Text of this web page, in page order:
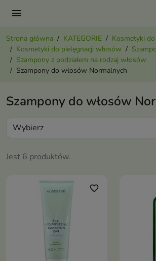
menu
Strona główna KATEGORIE
Kosmetyki
Kosmetyki do pielęgnacji włosów
Szampony z podziałem na rodzaj włosów
Szampony do włosów Normalnych
Szampony do włosów
Jest 6 produktów.
Wybierz
favorite_border